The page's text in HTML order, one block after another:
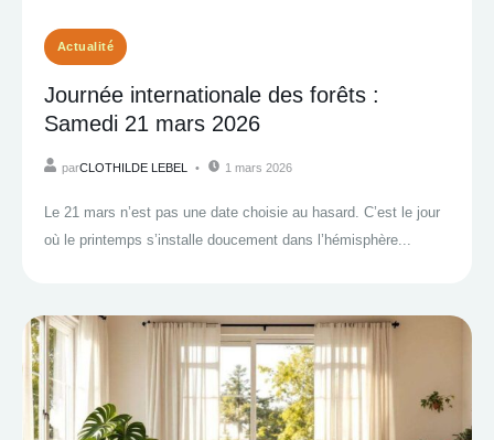
Actualité
Journée internationale des forêts :
Samedi 21 mars 2026
parCLOTHILDE LEBEL 1 mars 2026
Le 21 mars n’est pas une date choisie au hasard. C’est le jour
où le printemps s’installe doucement dans l’hémisphère...